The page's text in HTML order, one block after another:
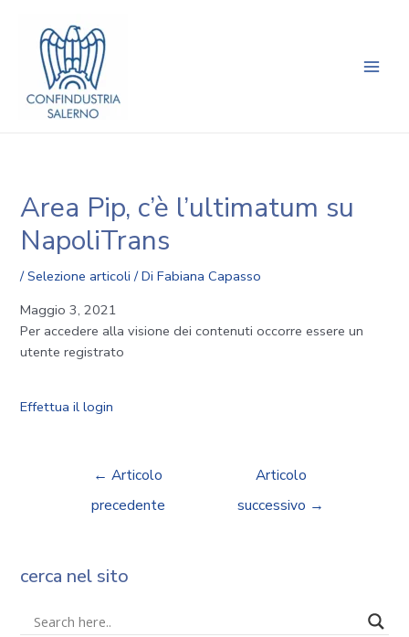
contenuto
Area Pip, c’è l’ultimatum su
NapoliTrans
/Selezione articoli / DiFabiana Capasso
Maggio 3, 2021
Per accedere alla visione dei contenuti occorre essere un
utente registrato
Effettua il login
articoli
← Articolo
precedente
Articolo
successivo →
cerca nel sito